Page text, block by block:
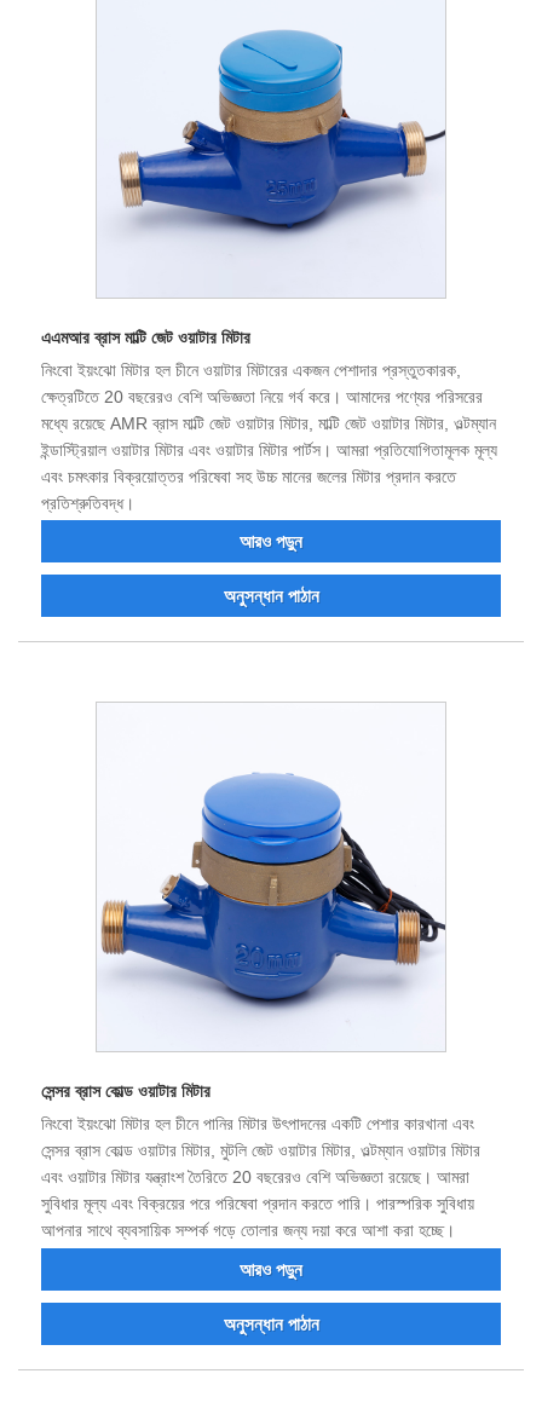
এএমআর ব্রাস মাল্টি জেট ওয়াটার মিটার
নিংবো ইয়ংঝো মিটার হল চীনে ওয়াটার মিটারের একজন পেশাদার প্রস্তুতকারক,
ক্ষেত্রটিতে 20 বছরেরও বেশি অভিজ্ঞতা নিয়ে গর্ব করে। আমাদের পণ্যের পরিসরের
মধ্যে রয়েছে AMR ব্রাস মাল্টি জেট ওয়াটার মিটার, মাল্টি জেট ওয়াটার মিটার, ওল্টম্যান
ইন্ডাস্ট্রিয়াল ওয়াটার মিটার এবং ওয়াটার মিটার পার্টস। আমরা প্রতিযোগিতামূলক মূল্য
এবং চমৎকার বিক্রয়োত্তর পরিষেবা সহ উচ্চ মানের জলের মিটার প্রদান করতে
প্রতিশ্রুতিবদ্ধ।
আরও পড়ুন
অনুসন্ধান পাঠান
সেন্সর ব্রাস কোল্ড ওয়াটার মিটার
নিংবো ইয়ংঝো মিটার হল চীনে পানির মিটার উৎপাদনের একটি পেশার কারখানা এবং
সেন্সর ব্রাস কোল্ড ওয়াটার মিটার, মুটলি জেট ওয়াটার মিটার, ওল্টম্যান ওয়াটার মিটার
এবং ওয়াটার মিটার যন্ত্রাংশ তৈরিতে 20 বছরেরও বেশি অভিজ্ঞতা রয়েছে। আমরা
সুবিধার মূল্য এবং বিক্রয়ের পরে পরিষেবা প্রদান করতে পারি। পারস্পরিক সুবিধায়
আপনার সাথে ব্যবসায়িক সম্পর্ক গড়ে তোলার জন্য দয়া করে আশা করা হচ্ছে।
আরও পড়ুন
অনুসন্ধান পাঠান